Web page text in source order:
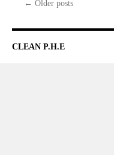
← Older posts
CLEAN P.H.E